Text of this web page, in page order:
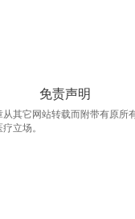
免责声明
其它网站转载而附带有原
立场。